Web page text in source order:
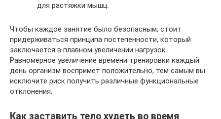
для растяжки мышц.
Чтобы каждое занятие было безопасным, стоит
придерживаться принципа постепенности, который
заключается в плавном увеличении нагрузок.
Равномерное увеличение времени тренировки каждый
день организм воспримет положительно, тем самым вы
исключите риск получить различные функциональные
отклонения.
Как заставить тело худеть во время